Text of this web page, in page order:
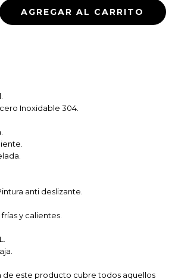
Inoxidable 304.
anti deslizante.
y calientes.
de este producto cubre todos aquellos